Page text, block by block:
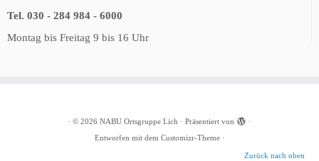
Tel. 030 - 284 984 - 6000
Montag bis Freitag 9 bis 16 Uhr
· © 2026 NABU Ortsgruppe Lich · Präsentiert von
·
Entworfen mit dem Customizr-Theme·
Zurück nach oben